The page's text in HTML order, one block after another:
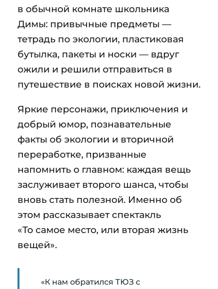
в обычной комнате школьника
Димы: привычные предметы —
тетрадь по экологии, пластиковая
бутылка, пакеты и носки — вдруг
ожили и решили отправиться в
путешествие в поисках новой жизни.
Яркие персонажи, приключения и
добрый юмор, познавательные
факты об экологии и вторичной
переработке, призванные
напомнить о главном: каждая вещь
заслуживает второго шанса, чтобы
вновь стать полезной. Именно об
этом рассказывает спектакль
«То самое место, или вторая жизнь
вещей».
«К нам обратился ТЮЗ с